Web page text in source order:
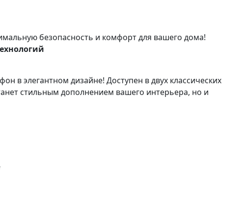
безопасность и комфорт для вашего дома!
элегантном дизайне! Доступен в двух классических
стильным дополнением вашего интерьера, но и